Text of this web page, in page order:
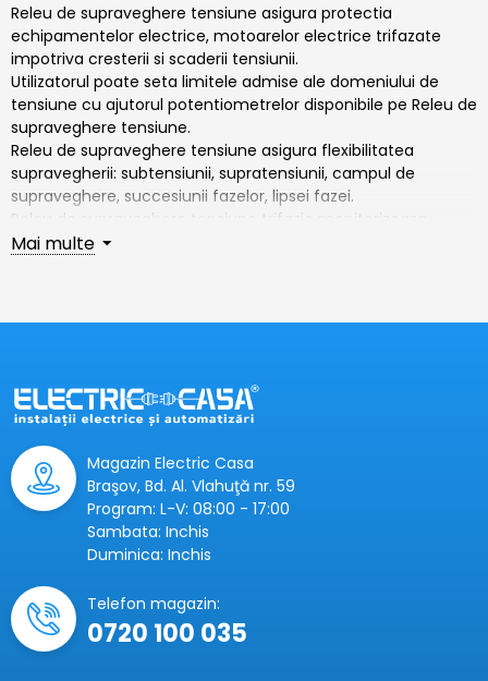
Releu de supraveghere tensiune asigura protectia
echipamentelor electrice, motoarelor electrice trifazate
impotriva cresterii si scaderii tensiunii.
Utilizatorul poate seta limitele admise ale domeniului de
tensiune cu ajutorul potentiometrelor disponibile pe Releu de
supraveghere tensiune.
Releu de supraveghere tensiune asigura flexibilitatea
supravegherii: subtensiunii, supratensiunii, campul de
supraveghere, succesiunii fazelor, lipsei fazei.
Releu de supraveghere tensiune trifazic monitorizeaza
fazele si prezenta tensiunii pe cele trei faze ale unui circuit
tensiune Schneider, releu de supraveghere tensiune Hager.
Mai multe
Magazin Electric Casa
Braşov, Bd. Al. Vlahuţă nr. 59
Program: L-V: 08:00 - 17:00
Sambata: Inchis
Duminica: Inchis
Telefon magazin:
0720 100 035